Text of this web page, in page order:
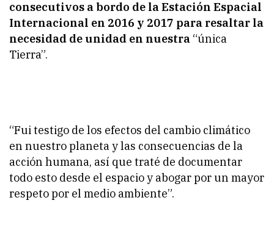
consecutivos a bordo de la Estación Espacial
Internacional en 2016 y 2017 para resaltar la
necesidad de unidad en nuestra “única
Tierra”.
“Fui testigo de los efectos del cambio climático
en nuestro planeta y las consecuencias de la
acción humana, así que traté de documentar
todo esto desde el espacio y abogar por un mayor
respeto por el medio ambiente”.